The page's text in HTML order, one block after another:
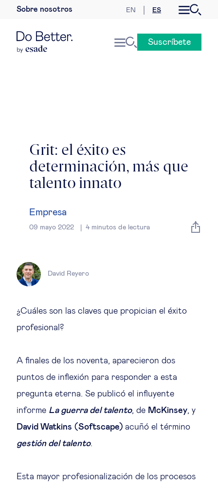
Sobre nosotros EN ES
Economía internacional
Empresa
Estrategia & modelos de negocio
Liderazgo
Mujeres & negocios
Cambio tecnológico &
transformación digital
Datos & ciencias del comportamiento
Educación del futuro
Suscríbete
Grit: el éxito es
determinación, más que
talento innato
Empresa
09 mayo 2022 4minutos de lectura
David Reyero
¿Cuáles son las claves que propician el éxito
profesional?
A finales de los noventa, aparecieron dos
puntos de inflexión para responder a esta
pregunta eterna. Se publicó el influyente
informe La guerra del talento, de McKinsey , y
David Watkins (Softscape) acuñó el término
gestión del talento.
Esta mayor profesionalización de los procesos